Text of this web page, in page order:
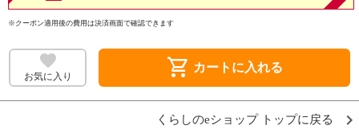
※クーポン適用後の費用は決済画面で確認できます
お気に入り shopping_cart カートに入れる
くらしのeショップ トップに戻る